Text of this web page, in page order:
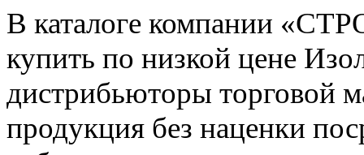
В каталоге компании
купить по низкой цене
дистрибьюторы торговой
продукция без наценки